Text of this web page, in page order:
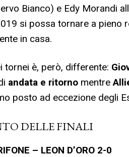
Bianco) e Edy Morandi
si possa tornare a
in casa.
tornei è, però, differente:
andata e ritorno mentre
posto ad eccezione degli
DELLE FINALI
– LEON D’ORO 2-0